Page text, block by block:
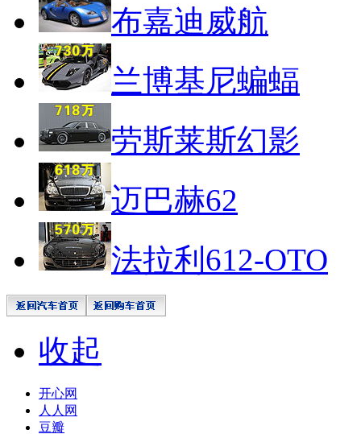
布嘉迪威航
兰博基尼蝙蝠
劳斯莱斯幻影
迈巴赫62
法拉利612-OTO
收起
开心网
人人网
豆瓣